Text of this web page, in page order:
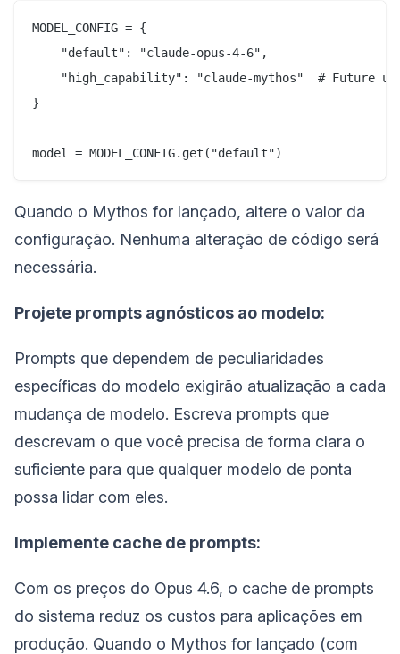
MODEL_CONFIG = {
    "default": "claude-opus-4-6",
"high_capability": "claude-mythos"  # Future
}
Quando o Mythos for lançado, altere o valor da
configuração. Nenhuma alteração de código será
necessária.
Projete prompts agnósticos ao modelo:
Prompts que dependem de peculiaridades
específicas do modelo exigirão atualização a cada
mudança de modelo. Escreva prompts que
descrevam o que você precisa de forma clara o
suficiente para que qualquer modelo de ponta
possa lidar com eles.
Implemente cache de prompts:
Com os preços do Opus 4.6, o cache de prompts
do sistema reduz os custos para aplicações em
produção. Quando o Mythos for lançado (com